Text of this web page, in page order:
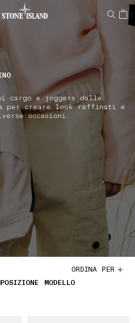
SVIZZERA
cargo e joggers dalle
per creare look raffinati e
occasioni.
MODELLO
ORDINA PER